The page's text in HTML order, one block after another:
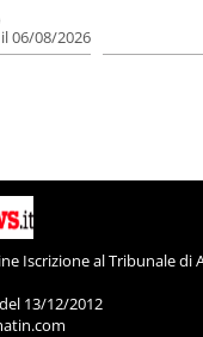
il 06/08/2026
Iscrizione al Tribunale di
13/12/2012